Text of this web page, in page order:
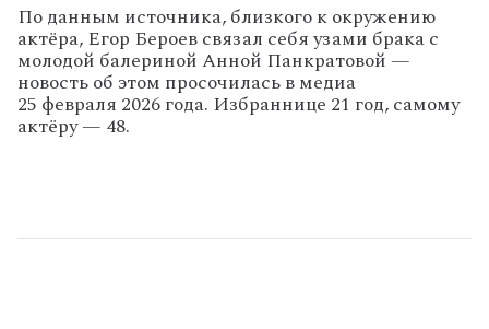
По данным источника, близкого к окружению
актёра, Егор Бероев связал себя узами брака с
молодой балериной Анной Панкратовой —
новость об этом просочилась в медиа
25 февраля 2026 года. Избраннице 21 год, самому
актёру — 48.